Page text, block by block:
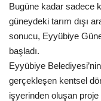
Yaşam
Künye
Sağlık
Bugüne kadar sadece
güneydeki tarım dışı
sonucu, Eyyübiye
başladı.
Eyyübiye
gerçekleşen kentsel
işyerinden oluşan